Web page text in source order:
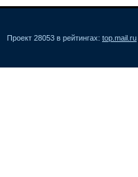
Проект 28053 в рейтингах: top.mail.ru